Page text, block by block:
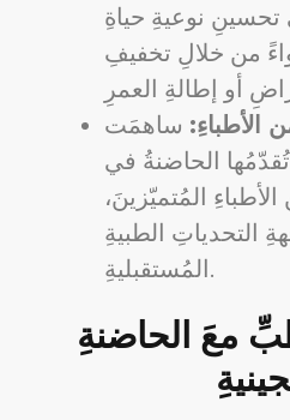
تحسينِ نوعيةِ حياةِ
من خلالِ تخفيفِ
الأطباءِ: ساهمَت
الحاضنةُ في
المُتميّزينَ،
التحدياتِ الطبيةِ
المُستقبليةِ.
معَ الحاضنةِ